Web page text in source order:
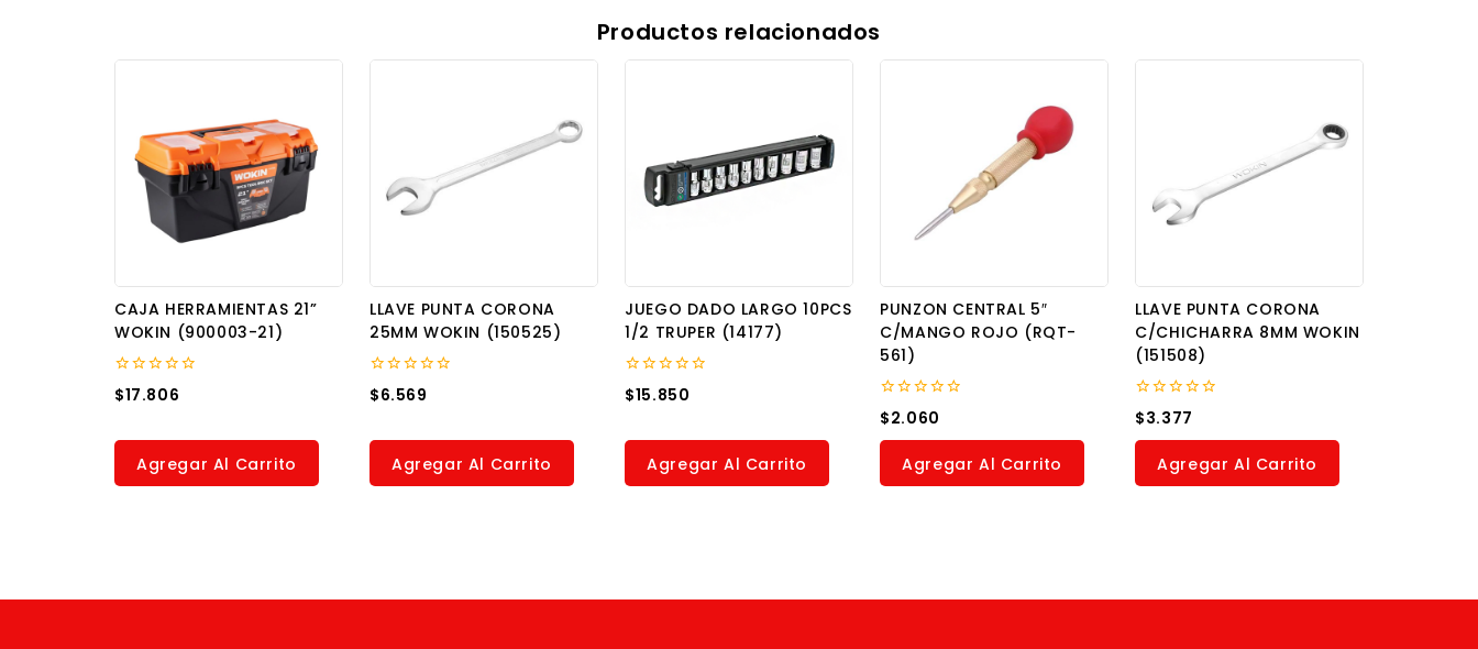
Productos relacionados
CAJA HERRAMIENTAS 21”
WOKIN (900003-21)
0
out
$17.806
Agregar Al Carrito
LLAVE PUNTA CORONA
25MM WOKIN (150525)
0
out
$6.569
Agregar Al Carrito
JUEGO DADO LARGO 10PCS
1/2 TRUPER (14177)
0
out
$15.850
Agregar Al Carrito
PUNZON CENTRAL 5″
C/MANGO ROJO (RQT-
561)
0
out
of
$2.060
Agregar Al Carrito
LLAVE PUNTA CORONA
C/CHICHARRA 8MM WOKIN
(151508)
0
out
of
$3.377
Agregar Al Carrito